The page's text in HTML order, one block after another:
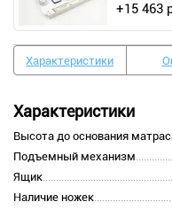
+15 463
Характеристики
Характеристики
Высота до основания
Подъемный механизм
Ящик
Наличие ножек